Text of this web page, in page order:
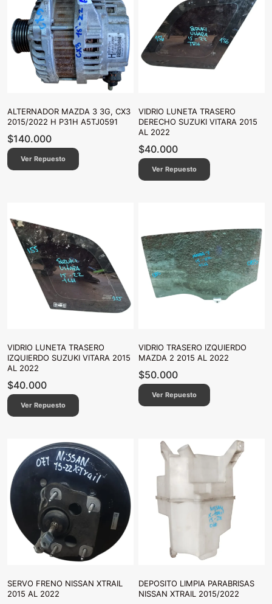
ALTERNADOR MAZDA 3 3G, CX3
2015/2022 H P31H A5TJ0591
$140.000
Ver Repuesto
VIDRIO LUNETA TRASERO
DERECHO SUZUKI VITARA 2015
AL 2022
$40.000
Ver Repuesto
VIDRIO LUNETA TRASERO
IZQUIERDO SUZUKI VITARA 2015
AL 2022
$40.000
Ver Repuesto
VIDRIO TRASERO IZQUIERDO
MAZDA 2 2015 AL 2022
$50.000
Ver Repuesto
SERVO FRENO NISSAN XTRAIL
2015 AL 2022
DEPOSITO LIMPIA PARABRISAS
NISSAN XTRAIL 2015/2022